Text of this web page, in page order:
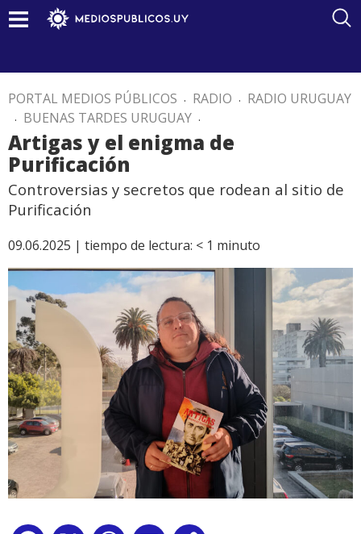
PORTAL MEDIOS PÚBLICOS . RADIO . RADIO URUGUAY
. BUENAS TARDES URUGUAY .
Artigas y el enigma de
Purificación
Controversias y secretos que rodean al sitio de
Purificación
09.06.2025 | tiempo de lectura: < 1 minuto